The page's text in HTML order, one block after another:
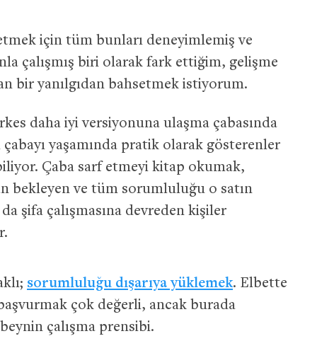
için tüm bunları deneyimlemiş ve
çalışmış biri olarak fark ettiğim, gelişme
bir yanılgıdan bahsetmek istiyorum.
daha iyi versiyonuna ulaşma çabasında
yaşamında pratik olarak gösterenler
Çaba sarf etmeyi kitap okumak,
bekleyen ve tüm sorumluluğu o satın
şifa çalışmasına devreden kişiler
sorumluluğu dışarıya yüklemek. Elbette
çok değerli, ancak burada
çalışma prensibi.